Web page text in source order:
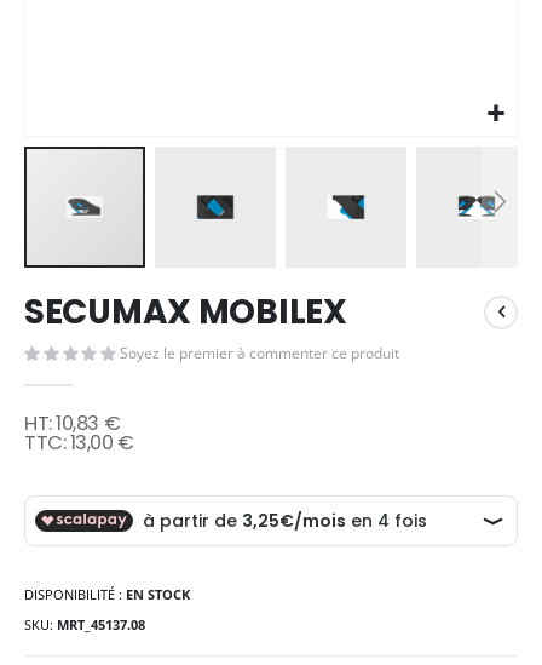
to
the
beginning
of
images
gallery
SECUMAX MOBILEX
Soyez le premier à commenter ce produit
13,00 €
10,83 €
DISPONIBILITÉ : EN STOCK
SKU MRT_45137.08